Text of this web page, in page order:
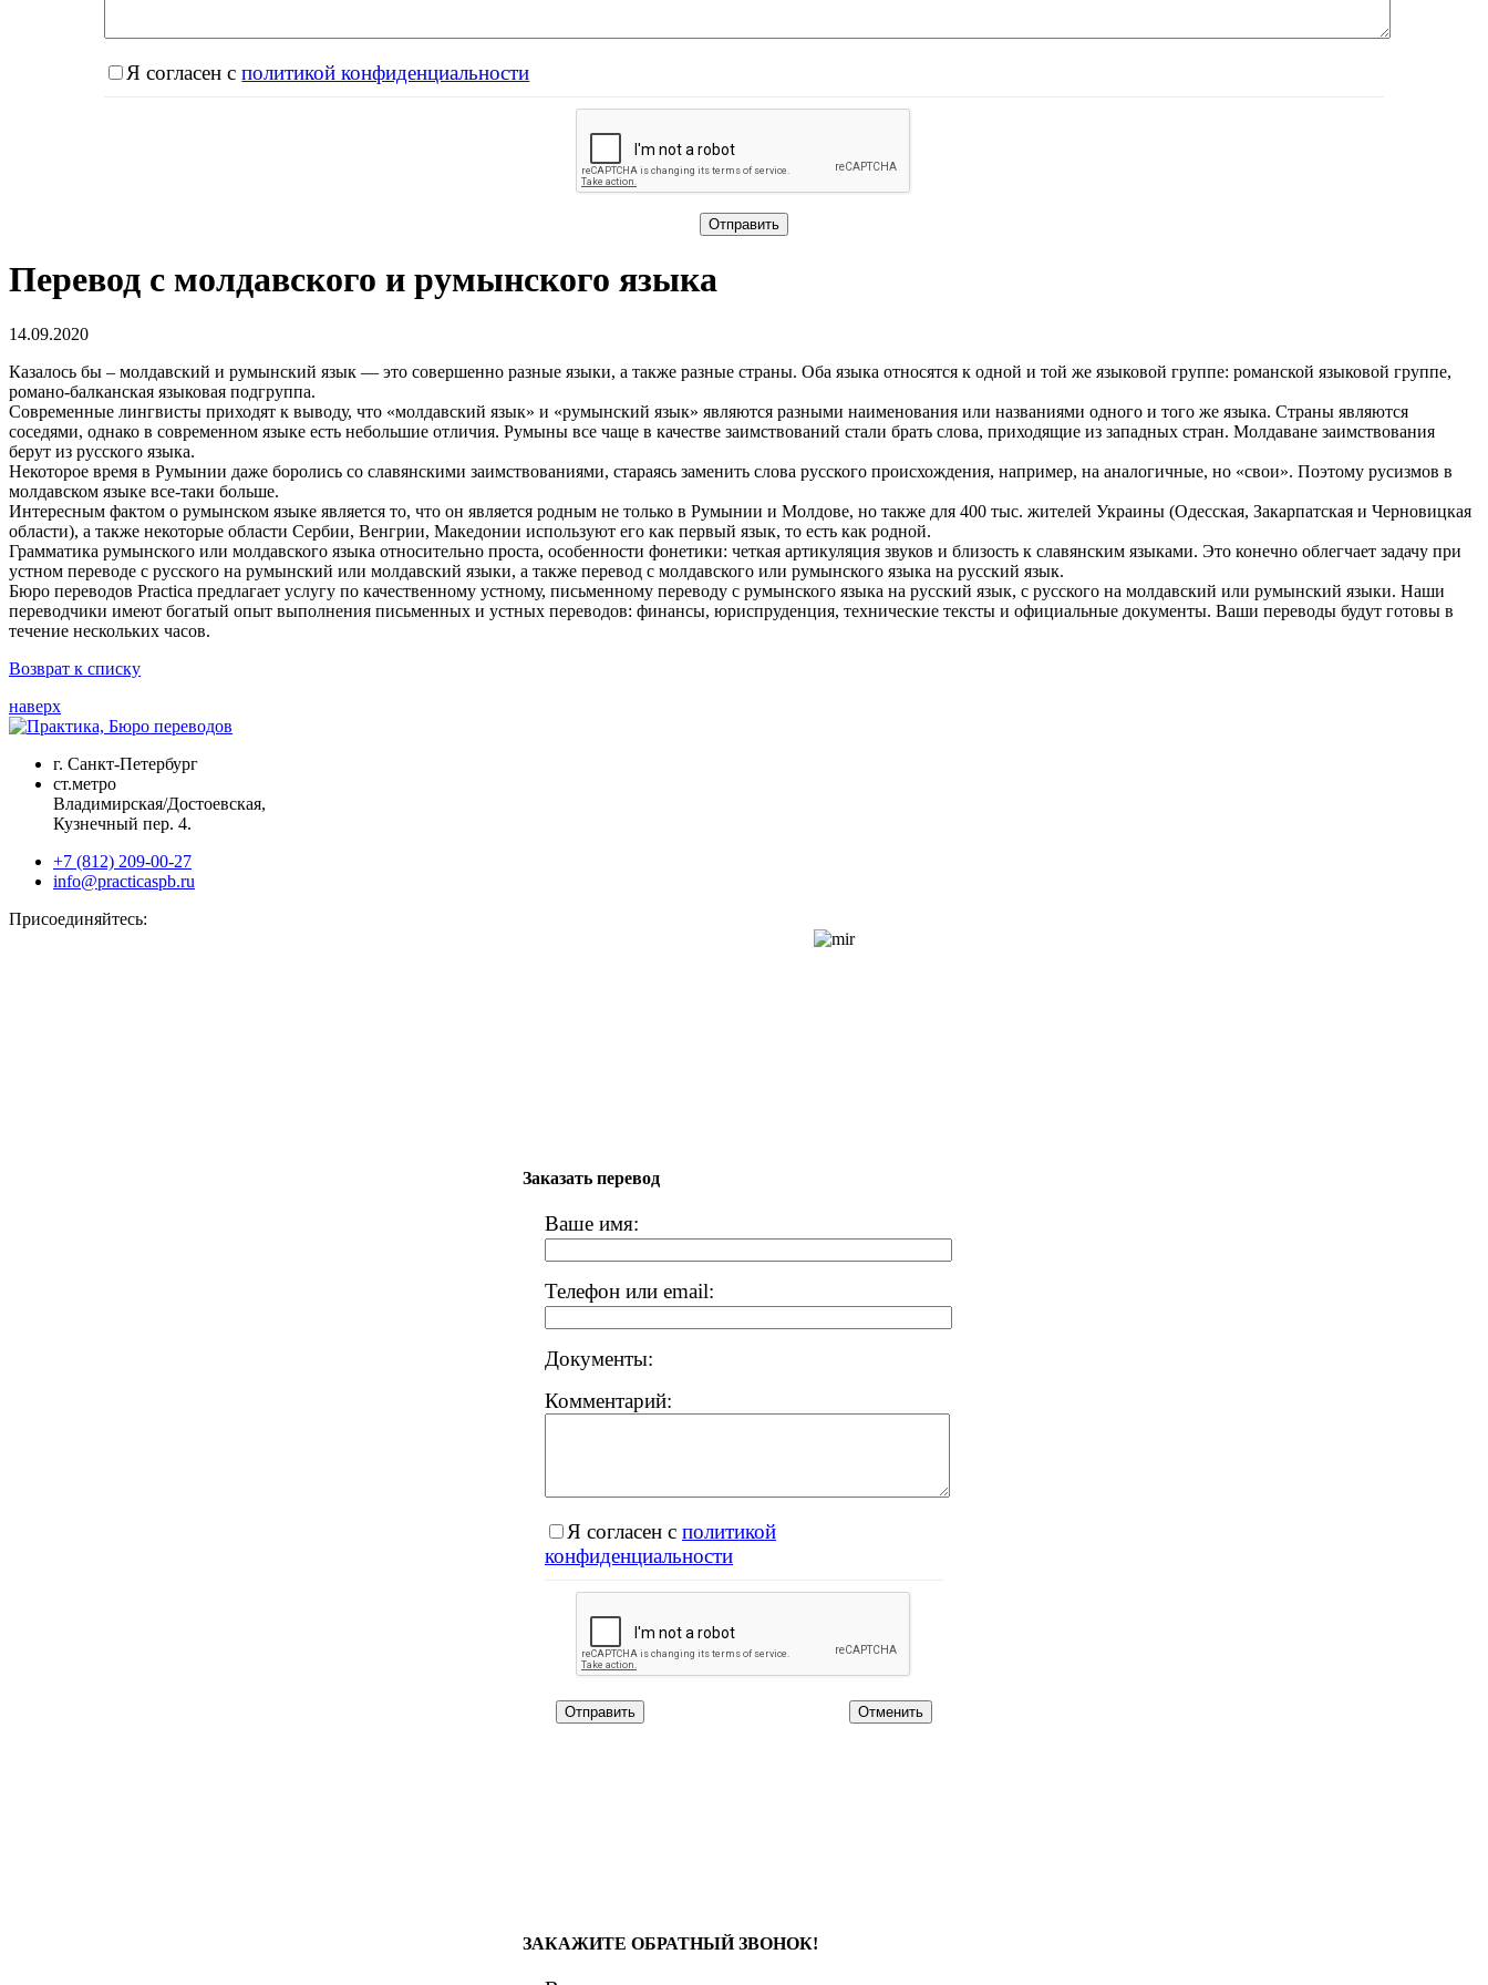
Я согласен сполитикой конфиденциальности
Перевод с молдавского и румынского языка
14.09.2020
Казалось бы – молдавский и румынский язык — это совершенно разные языки, а также разные страны. Оба языка относятся к одной и той же языковой группе: романской языковой группе,
романо-балканская языковая подгруппа.
Современные лингвисты приходят к выводу, что «молдавский язык» и «румынский язык» являются разными наименования или названиями одного и того же языка. Страны являются
соседями, однако в современном языке есть небольшие отличия. Румыны все чаще в качестве заимствований стали брать слова, приходящие из западных стран. Молдаване заимствования
берут из русского языка.
Некоторое время в Румынии даже боролись со славянскими заимствованиями, стараясь заменить слова русского происхождения, например, на аналогичные, но «свои». Поэтому русизмов в
молдавском языке все-таки больше.
Интересным фактом о румынском языке является то, что он является родным не только в Румынии и Молдове, но также для 400 тыс. жителей Украины (Одесская, Закарпатская и Черновицкая
области), а также некоторые области Сербии, Венгрии, Македонии используют его как первый язык, то есть как родной.
Грамматика румынского или молдавского языка относительно проста, особенности фонетики: четкая артикуляция звуков и близость к славянским языками. Это конечно облегчает задачу при
устном переводе с русского на румынский или молдавский языки, а также перевод с молдавского или румынского языка на русский язык.
Бюро переводов Practica предлагает услугу по качественному устному, письменному переводу с румынского языка на русский язык, с русского на молдавский или румынский языки. Наши
переводчики имеют богатый опыт выполнения письменных и устных переводов: финансы, юриспруденция, технические тексты и официальные документы. Ваши переводы будут готовы в
течение нескольких часов.
Возврат к списку
наверх
г. Санкт-Петербург
ст.метро
Владимирская/Достоевская,
Кузнечный пер. 4.
+7 (812) 209-00-27
info@practicaspb.ru
Присоединяйтесь:
Заказать перевод
Ваше имя:
Телефон или email:
Документы:
Комментарий:
Я согласен с политикой
конфиденциальности
Отменить
ЗАКАЖИТЕ ОБРАТНЫЙ ЗВОНОК!